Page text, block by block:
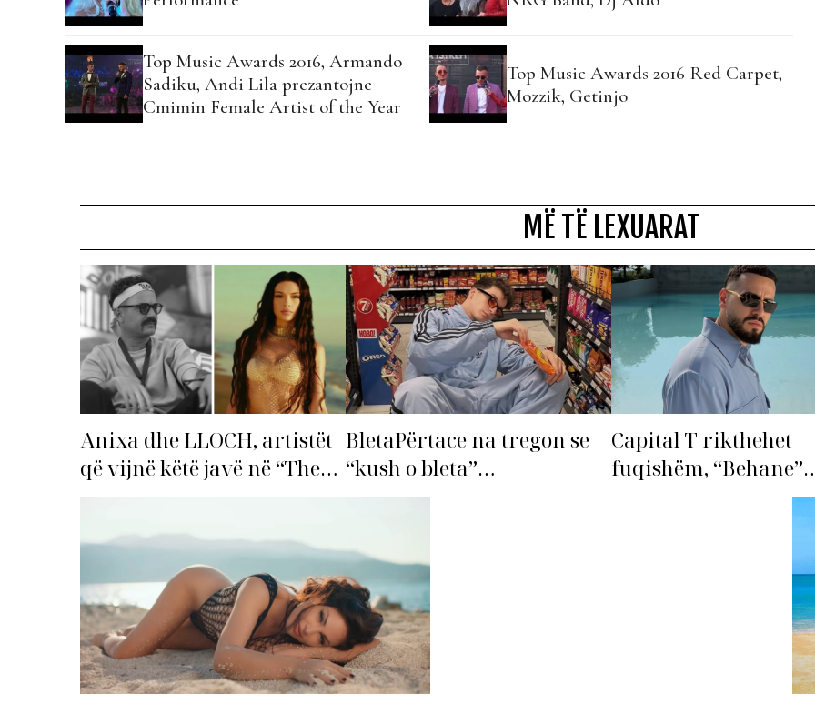
Top Music Awards 2016, Armando
Sadiku, Andi Lila prezantojne
Cmimin Female Artist of the Year
Top Music Awards 2016 Red Carpet,
Mozzik, Getinjo
MË TË LEXUARAT
Anixa dhe LLOCH, artistët
që vijnë këtë javë në “The
BletaPërtace na tregon se
“kush o bleta”…
Capital T rikthehet
fuqishëm, “Behane”
premton të bëhet